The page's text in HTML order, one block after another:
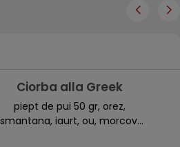
Ciorba alla Greek
piept de pui 50 gr, orez,
smantana, iaurt, ou, morcov,